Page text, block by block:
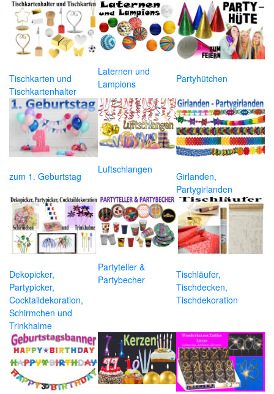
Tischkarten und
Tischkartenhalter
Laternen und
Lampions
Partyhütchen
zum 1. Geburtstag
Luftschlangen
Girlanden,
Partygirlanden
Dekopicker,
Partypicker,
Cocktaildekoration,
Schirmchen und
Trinkhalme
Partyteller &
Partybecher
Tischläufer,
Tischdecken,
Tischdekoration